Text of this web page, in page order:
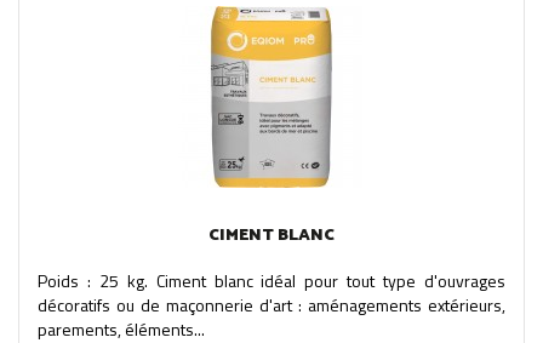
CIMENT BLANC
Poids : 25 kg. Ciment blanc idéal pour tout type d'ouvrages
décoratifs ou de maçonnerie d'art : aménagements extérieurs,
parements, éléments...